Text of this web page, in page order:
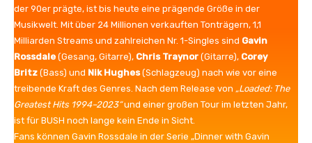
der 90er prägte, ist bis heute eine prägende Größe in der
Musikwelt. Mit über 24 Millionen verkauften Tonträgern, 1,1
Milliarden Streams und zahlreichen Nr. 1-Singles sind Gavin
Rossdale (Gesang, Gitarre), Chris Traynor (Gitarre), Corey
Britz (Bass) und Nik Hughes(Schlagzeug) nach wie vor eine
treibende Kraft des Genres. Nach dem Release von „Loaded: The
Greatest Hits 1994–2023“und einer großen Tour im letzten Jahr,
ist für BUSH noch lange kein Ende in Sicht.
Fans können Gavin Rossdale in der Serie „Dinner with Gavin